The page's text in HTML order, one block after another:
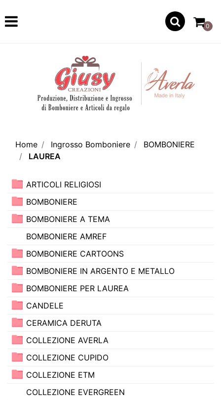
Open
0
Home Ingrosso Bomboniere
BOMBONIERE
LAUREA
ARTICOLI RELIGIOSI
BOMBONIERE
BOMBONIERE A TEMA
BOMBONIERE AMREF
BOMBONIERE CARTOONS
BOMBONIERE IN ARGENTO E METALLO
BOMBONIERE PER LAUREA
CANDELE
CERAMICA DERUTA
COLLEZIONE AVERLA
COLLEZIONE CUPIDO
COLLEZIONE ETM
COLLEZIONE EVERGREEN